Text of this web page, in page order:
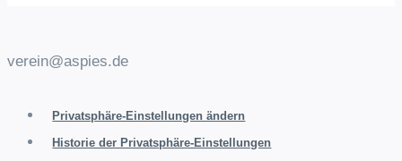
verein@aspies.de
Privatsphäre-Einstellungen ändern
Historie der Privatsphäre-Einstellungen